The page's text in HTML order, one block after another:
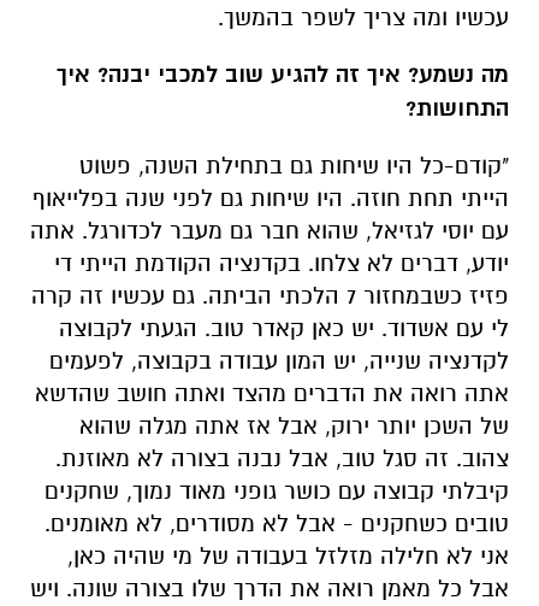
עכשיו ומה צריך לשפר בהמשך.
מה נשמע? איך זה להגיע שוב למכבי יבנה? איך
התחושות?
"קודם-כל היו שיחות גם בתחילת השנה, פשוט
הייתי תחת חוזה. היו שיחות גם לפני שנה בפלייאוף
עם יוסי לגזיאל, שהוא חבר גם מעבר לכדורגל. אתה
יודע, דברים לא צלחו. בקדנציה הקודמת הייתי די
פזיז כשבמחזור 7 הלכתי הביתה. גם עכשיו זה קרה
לי עם אשדוד. יש כאן קאדר טוב. הגעתי לקבוצה
לקדנציה שנייה, יש המון עבודה בקבוצה, לפעמים
אתה רואה את הדברים מהצד ואתה חושב שהדשא
של השכן יותר ירוק, אבל אז אתה מגלה שהוא
צהוב. זה סגל טוב, אבל נבנה בצורה לא מאוזנת.
קיבלתי קבוצה עם כושר גופני מאוד נמוך, שחקנים
טובים כשחקנים - אבל לא מסודרים, לא מאומנים.
אני לא חלילה מזלזל בעבודה של מי שהיה כאן,
אבל כל מאמן רואה את הדרך שלו בצורה שונה. ויש